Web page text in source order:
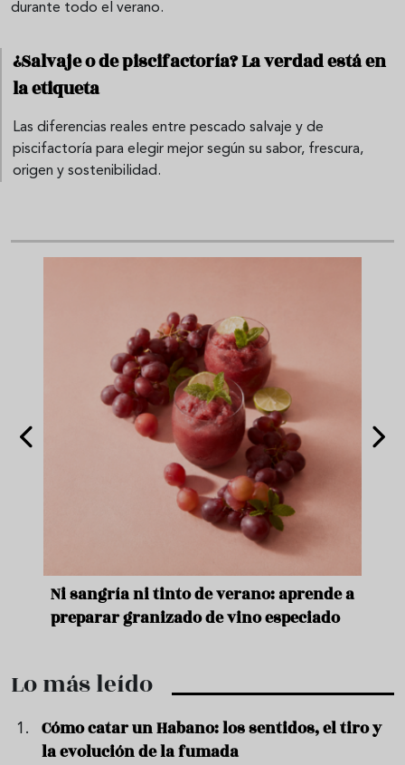
durante todo el verano.
¿Salvaje o de piscifactoría? La verdad está en
la etiqueta
Las diferencias reales entre pescado salvaje y de
piscifactoría para elegir mejor según su sabor, frescura,
origen y sostenibilidad.
Ni sangría ni tinto de verano: aprende a
preparar granizado de vino especiado
Lo más leído
Cómo catar un Habano: los sentidos, el tiro y
la evolución de la fumada